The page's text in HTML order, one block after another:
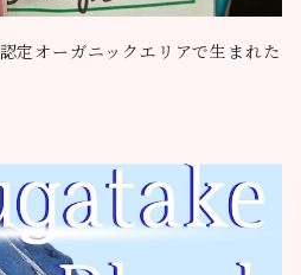
定オーガニックエリアで生まれた